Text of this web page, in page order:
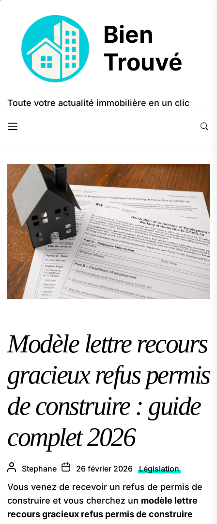
content
Bien
Trouvé
Bien
Trouvé
Toute votre actualité immobilière en un clic
Modèle lettre recours
gracieux refus permis
de construire : guide
complet 2026
Stephane 26 février 2026 Législation
Vous venez de recevoir un refus de permis de
construire et vous cherchez un modèle lettre
recours gracieux refus permis de construire